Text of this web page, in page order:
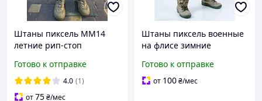
Штаны пиксель ММ14
летние рип-стоп
Готово к отправке
4.0 (1)
от75₴/мес
Штаны пиксель военные
на флисе зимние
Готово к отправке
от 100₴/мес